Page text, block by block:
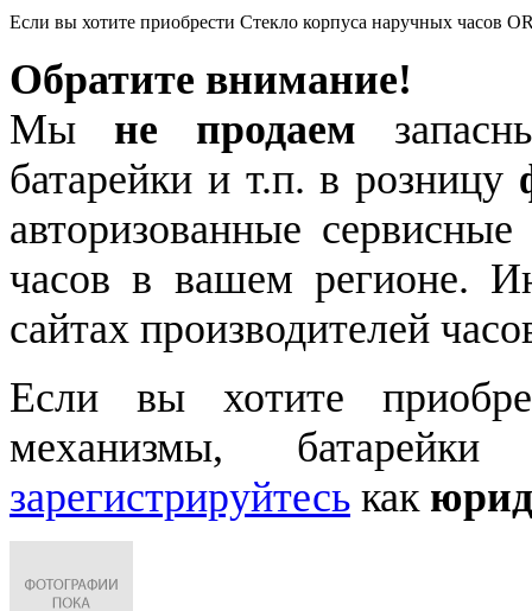
Если вы хотите приобрести Стекло корпуса наручных часов
Обратите внимание!
Мы не продаем
батарейки и т.п. в розницу
авторизованные
часов в вашем регионе.
сайтах производителей
Если вы хотите
механизмы,
зарегистрируйтесь как